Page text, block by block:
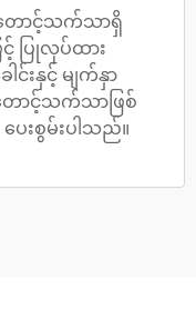
က်တောင့်သက်သာရှိ
ပြုလုပ်ထား
င်းနှင့် မျက်နှာ
ာင့်သက်သာဖြစ်
ေးစွမ်းပါသည်။